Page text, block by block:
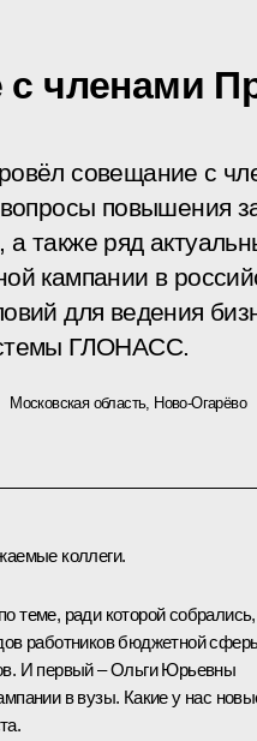
членами
совещание с
повышения
также ряд
кампании в
для ведения
ГЛОНАСС.
Московская область, Ново-Огарёво
коллеги.
теме, ради которой собрались,
работников бюджетной
И первый – Ольги Юрьевны
в вузы. Какие у нас